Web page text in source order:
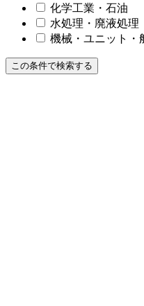
化学工業・石油
水処理・廃液処理
機械・ユニット・
この条件で検索する